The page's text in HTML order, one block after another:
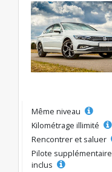
Même niveau
Kilométrage illimité
Rencontrer et saluer
Pilote supplémentaire
inclus